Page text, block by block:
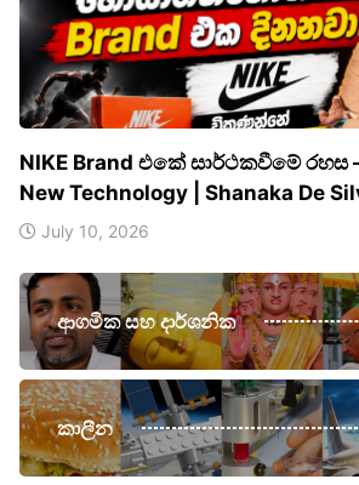
NIKE Brand එකේ සාර්ථකවීමේ රහස
New Technology | Shanaka De
July 10, 2026
ආගමික සහ දාර්ශනික
කාලීන